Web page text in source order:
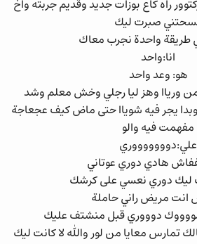
راه كاع بوزات جديد وقديم جربته واخ
صبرت ليك
طريقة واحدة نجرب معاك
انا:واحد
هو: وعد واحد
ورياا وهز ليا رجلي وخش معلم وشد
يجر فيه شوياا حتى ماض كيف عجعاجة
مفهمت فيه والو
علي:دوووووووري
هادي دوري عوتاني
ليك دوري نعسي على كرشك
انت مريض راني حاملة
دوووري قبل منشتف عليك
تمارس معايا من لور والله لا كانت ليك